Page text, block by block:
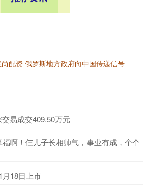
配资 俄罗斯地方政府向中国传递信号
易成交409.50万元
啊！仨儿子长相帅气，事业有成，个个
18日上市